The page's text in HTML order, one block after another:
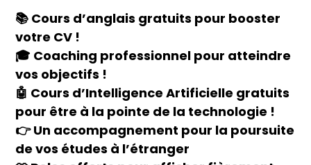
📚 Cours d’anglais gratuits pour booster
votre CV !
🎓 Coaching professionnel pour atteindre
vos objectifs !
🤖 Cours d’Intelligence Artificielle gratuits
pour être à la pointe de la technologie !
👉 Un accompagnement pour la poursuite
de vos études à l’étranger